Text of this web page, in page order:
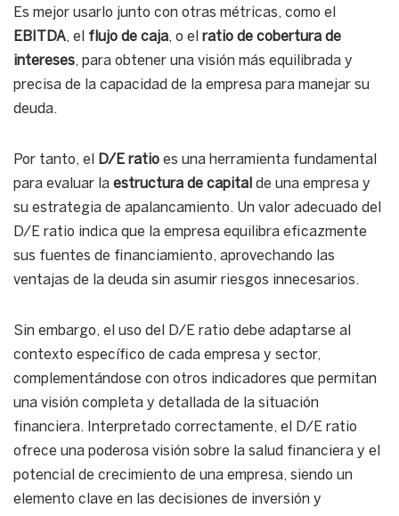
Es mejor usarlo junto con otras métricas, como el
EBITDA, el flujo de caja, o el ratio de cobertura de
intereses, para obtener una visión más equilibrada y
precisa de la capacidad de la empresa para manejar su
deuda.
Por tanto, el D/E ratio es una herramienta fundamental
para evaluar la estructura de capital de una empresa y
su estrategia de apalancamiento. Un valor adecuado del
D/E ratio indica que la empresa equilibra eficazmente
sus fuentes de financiamiento, aprovechando las
ventajas de la deuda sin asumir riesgos innecesarios.
Sin embargo, el uso del D/E ratio debe adaptarse al
contexto específico de cada empresa y sector,
complementándose con otros indicadores que permitan
una visión completa y detallada de la situación
financiera. Interpretado correctamente, el D/E ratio
ofrece una poderosa visión sobre la salud financiera y el
potencial de crecimiento de una empresa, siendo un
elemento clave en las decisiones de inversión y